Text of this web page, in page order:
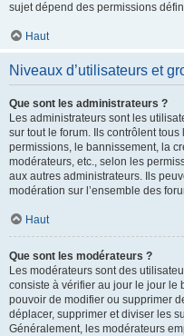
sujet dépend des permissions
Haut
Niveaux d’utilisateurs et
Que sont les administrateurs ?
Les administrateurs sont les
sur tout le forum. Ils contrôlent
permissions, le bannissement, la
modérateurs, etc., selon les
aux autres administrateurs. Ils
modération sur l’ensemble des
Haut
Que sont les modérateurs ?
Les modérateurs sont des
consiste à vérifier au jour le jour le
pouvoir de modifier ou supprimer
déplacer, supprimer et diviser les
Généralement, les modérateurs